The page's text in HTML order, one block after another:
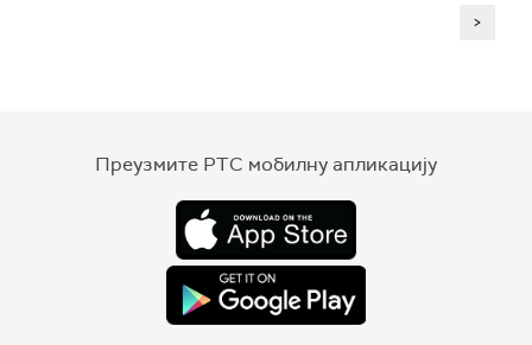
>
Преузмите РТС мобилну апликацију